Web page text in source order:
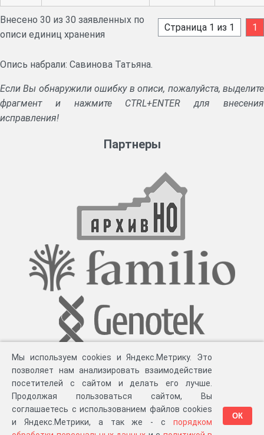
Внесено 30 из 30 заявленных по
описи единиц хранения
Страница 1 из 1 1
Опись набрали: Савинова Татьяна.
Если Вы обнаружили ошибку в описи, пожалуйста, выделите
фрагмент и нажмите CTRL+ENTER для внесения
исправления!
Партнеры
Мы используем cookies и Яндекс.Метрику. Это
позволяет нам анализировать взаимодействие
посетителей с сайтом и делать его лучше.
Продолжая пользоваться сайтом, Вы
соглашаетесь с использованием файлов cookies
и Яндекс.Метрики, а так же - с порядком
ОК